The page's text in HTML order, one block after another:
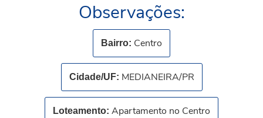
Observações:
Bairro: Centro
Cidade/UF: MEDIANEIRA/PR
Loteamento: Apartamento no Centro